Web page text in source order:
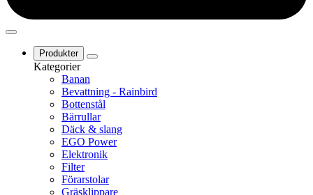
Produkter
Kategorier
Banan
Bevattning - Rainbird
Bottenstål
Bärrullar
Däck & slang
EGO Power
Elektronik
Filter
Förarstolar
Gräsklippare